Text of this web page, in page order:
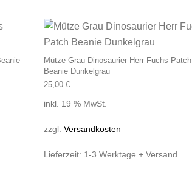
Mütze Grau Dinosaurier Herr Fuchs Patch
Beanie Dunkelgrau
25,00 €
inkl. 19 % MwSt.
zzgl. Versandkosten
Lieferzeit: 1-3 Werktage + Versand